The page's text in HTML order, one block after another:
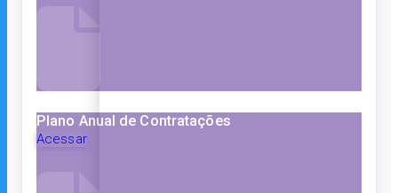
Plano Anual de Contratações
Acessar